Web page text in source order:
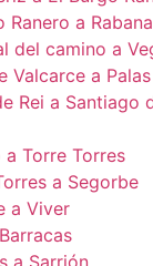
Ranero a
del camino a
Valcarce a
Rei a Santiago
a Torre Torres
a Segorbe
a Viver
a Sarrión